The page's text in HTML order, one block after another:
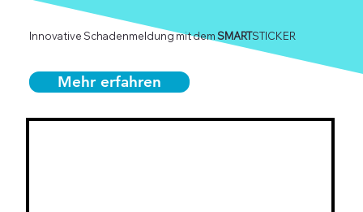
Innovative Schadenmeldung mit dem SMARTSTICKER
Mehr erfahren